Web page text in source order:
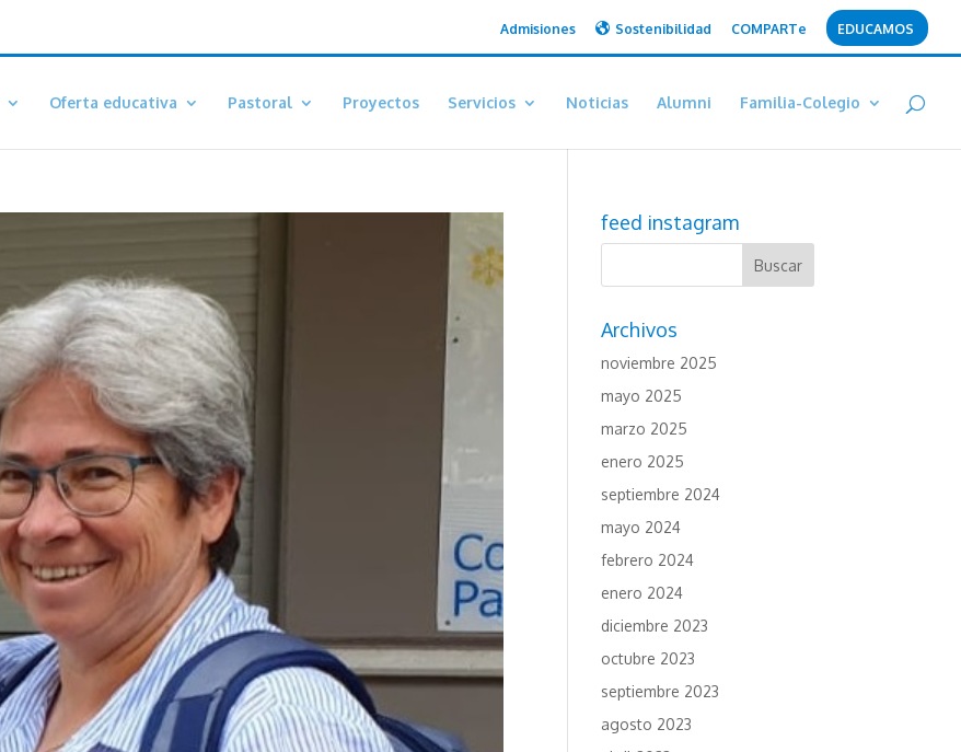
Admisiones Sostenibilidad COMPARTe EDUCAMOS
Oferta educativa Pastoral Proyectos Servicios Noticias Alumni Familia-Colegio
feed instagram
Archivos
noviembre 2025
mayo 2025
marzo 2025
enero 2025
septiembre 2024
mayo 2024
febrero 2024
enero 2024
diciembre 2023
octubre 2023
septiembre 2023
agosto 2023